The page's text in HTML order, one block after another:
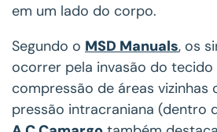
em um lado do corpo.
Segundo o MSD Manuals, os
ocorrer pela invasão do tecido
compressão de áreas vizinhas
pressão intracraniana (dentro